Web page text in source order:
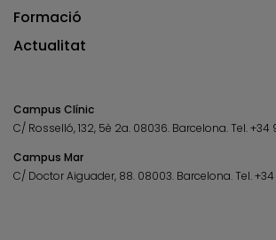
Formació
Actualitat
Campus Clínic
C/ Rosselló, 132, 5è 2a. 08036. Barcelona.Tel.+34
Campus Mar
C/ Doctor Aiguader, 88. 08003. Barcelona.Tel.+34